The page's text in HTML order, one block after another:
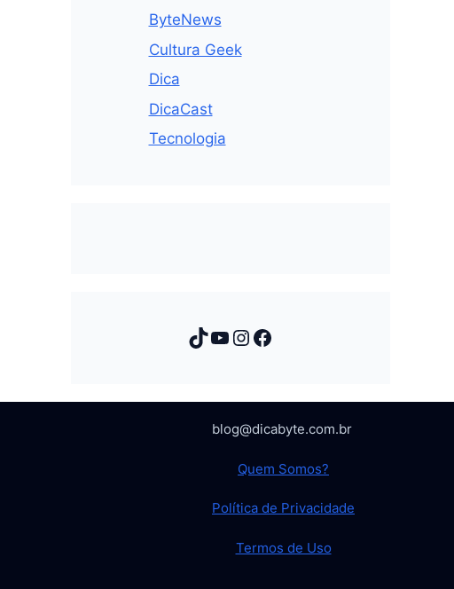
ByteNews
Cultura Geek
Dica
DicaCast
Tecnologia
TikTok
Youtube
Instagram
Facebook
blog@dicabyte.com.br
Quem Somos?
Política de Privacidade
Termos de Uso